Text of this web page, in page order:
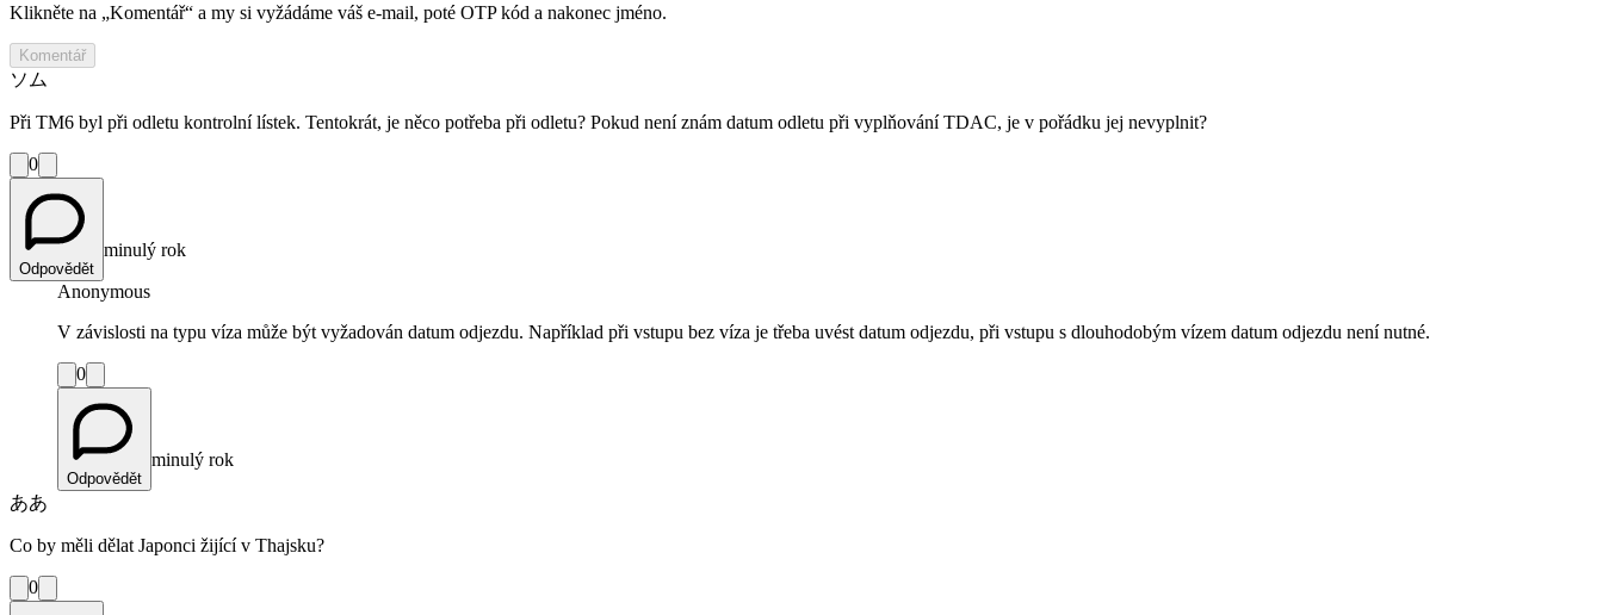
Klikněte na „Komentář“ a my si vyžádáme váš e‑mail, poté OTP kód a nakonec jméno.
Komentář
ソム
Při TM6 byl při odletu kontrolní lístek. Tentokrát, je něco potřeba při odletu? Pokud není znám datum odletu při vyplňování TDAC, je v pořádku jej nevyplnit?
0
Odpovědět
minulý rok
Anonymous
V závislosti na typu víza může být vyžadován datum odjezdu. Například při vstupu bez víza je třeba uvést datum odjezdu, při vstupu s dlouhodobým vízem datum odjezdu není nutné.
0
Odpovědět
minulý rok
ああ
Co by měli dělat Japonci žijící v Thajsku?
0